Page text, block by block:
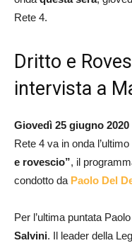
Rete 4.
Dritto e
intervista a
Giovedì 25 giugno 2020
Rete 4 va in onda
e rovescio”, il
condotto da Paolo Del
Per l’ultima puntata
Salvini. Il leader della